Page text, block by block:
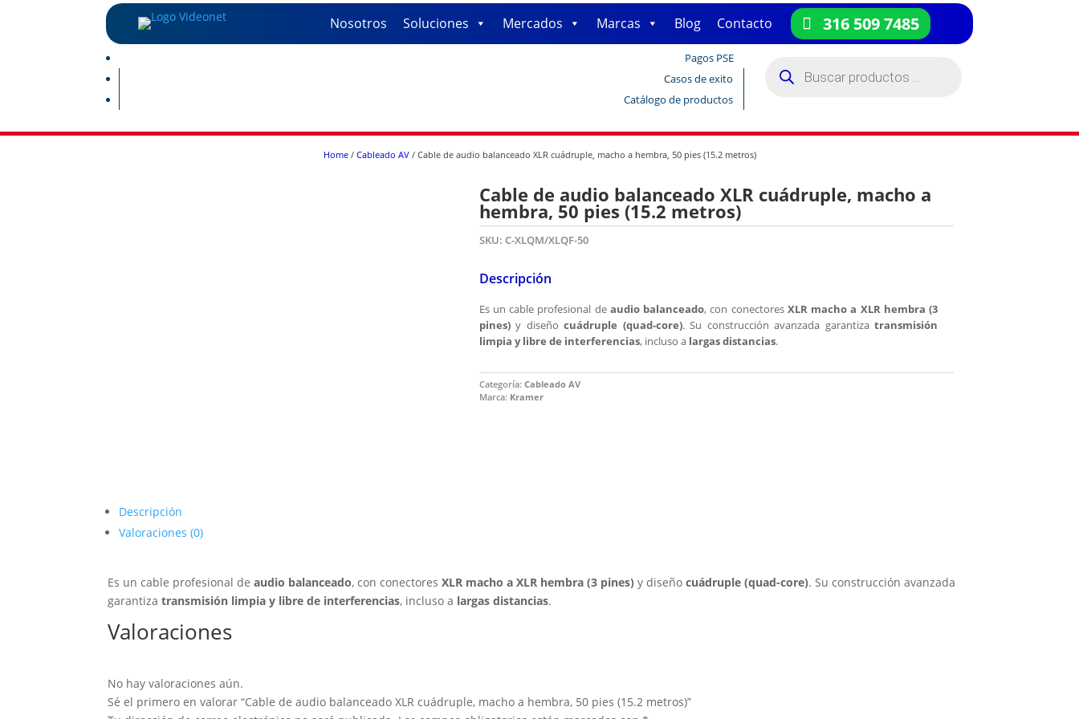
Nosotros Soluciones Mercados Marcas Blog Contacto 316 509 7485
Pagos PSE
Casos de exito
Catálogo de productos
productos
Home/ Cableado AV/ Cable de audio balanceado XLR cuádruple, macho a hembra, 50 pies (15.2 metros)
Cable de audio balanceado XLR cuádruple, macho a
hembra, 50 pies (15.2 metros)
SKU: C-XLQM/XLQF-50
Descripción
Es un cable profesional de audio balanceado, con conectores XLR macho a XLR hembra (3
pines)y diseñocuádruple (quad-core). Su construcción avanzada garantizatransmisión
limpia y libre de interferencias, incluso a largas distancias.
Categoría: Cableado AV
Marca: Kramer
Descripción
Valoraciones (0)
Es un cable profesional deaudio balanceado, con conectoresXLR macho a XLR hembra (3 pines) y diseñocuádruple (quad-core). Su construcción avanzada
garantizatransmisión limpia y libre de interferencias, incluso a largas distancias.
Valoraciones
No hay valoraciones aún.
Sé el primero en valorar “Cable de audio balanceado XLR cuádruple, macho a hembra, 50 pies (15.2 metros)”